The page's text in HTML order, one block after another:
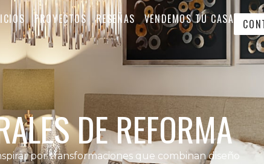
PROYECTOS RESEÑAS VENDEMOS TU CASA
DE REFORMA
por transformaciones que combinan diseño